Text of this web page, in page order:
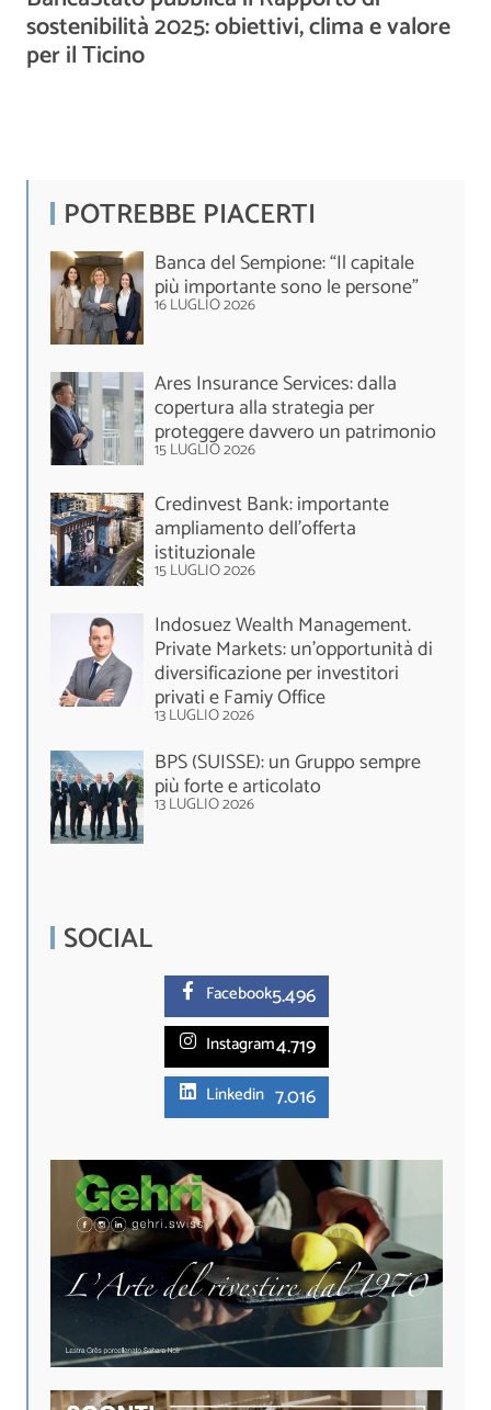
sostenibilità 2025: obiettivi, clima e valore
per il Ticino
POTREBBE PIACERTI
Banca del Sempione: “Il capitale
più importante sono le persone”
16 LUGLIO 2026
Ares Insurance Services: dalla
copertura alla strategia per
proteggere davvero un patrimonio
15 LUGLIO 2026
Credinvest Bank: importante
ampliamento dell’offerta
istituzionale
15 LUGLIO 2026
Indosuez Wealth Management.
Private Markets: un’opportunità di
diversificazione per investitori
privati e Famiy Office
13 LUGLIO 2026
BPS (SUISSE): un Gruppo sempre
più forte e articolato
13 LUGLIO 2026
SOCIAL
Facebook5.496
Instagram4.719
Linkedin 7.016